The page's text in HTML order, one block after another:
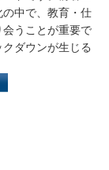
中で、教育・仕
うことが重要で
ダウンが生じる